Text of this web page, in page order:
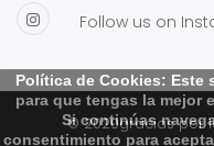
Follow us on
Política de Cookies: Este
para que tengas la mejor
Si continúas
consentimiento para
© 2020gracias por